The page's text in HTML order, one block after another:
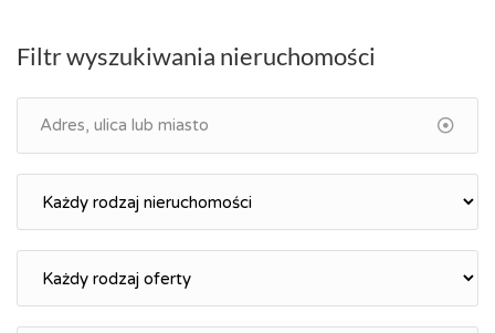
Filtr wyszukiwania nieruchomości